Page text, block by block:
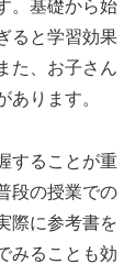
。基礎から始
ると学習効果
た、お子さん
ります。
することが重
段の授業での
際に参考書を
みることも効